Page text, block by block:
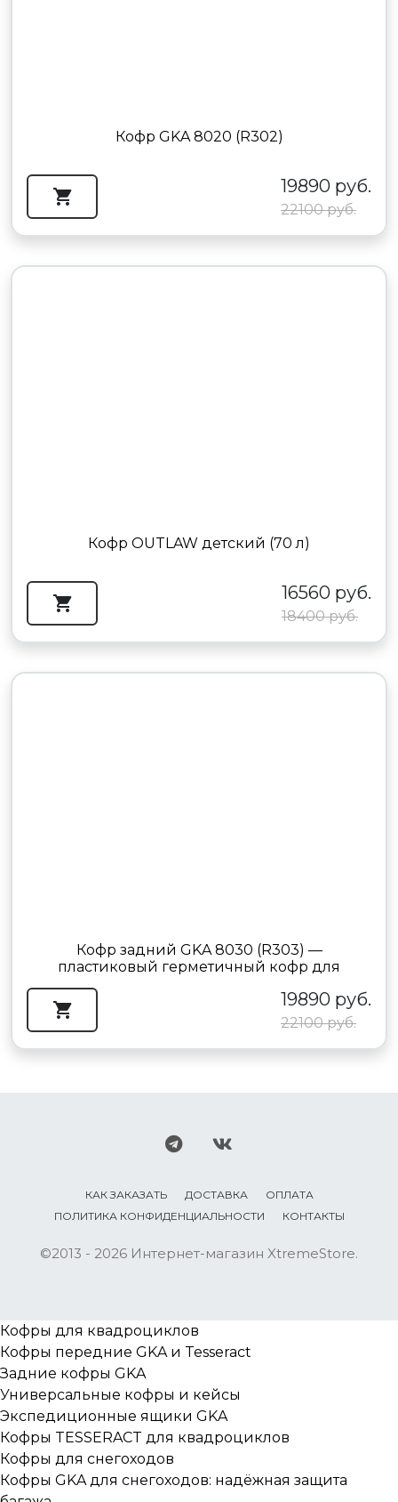
Кофр GKA 8020 (R302)
19890 руб.
22100 руб.
Кофр OUTLAW детский (70 л)
16560 руб.
18400 руб.
Кофр задний GKA 8030 (R303) —
пластиковый герметичный кофр для
19890 руб.
22100 руб.
КАК ЗАКАЗАТЬ ДОСТАВКА
ОПЛАТА
ПОЛИТИКА КОНФИДЕНЦИАЛЬНОСТИ
КОНТАКТЫ
©2013 - 2026 Интернет-магазин XtremeStore.
Кофры для квадроциклов
Кофры передние GKA и Tesseract
Задние кофры GKA
Универсальные кофры и кейсы
Экспедиционные ящики GKA
Кофры TESSERACT для квадроциклов
Кофры для снегоходов
Кофры GKA для снегоходов: надёжная защита